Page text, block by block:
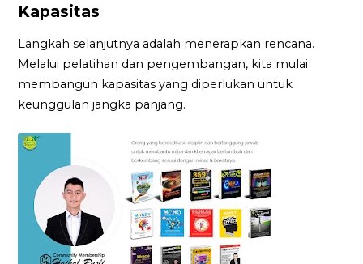
Kapasitas
Langkah selanjutnya adalah menerapkan rencana.
Melalui pelatihan dan pengembangan, kita mulai
membangun kapasitas yang diperlukan untuk
keunggulan jangka panjang.